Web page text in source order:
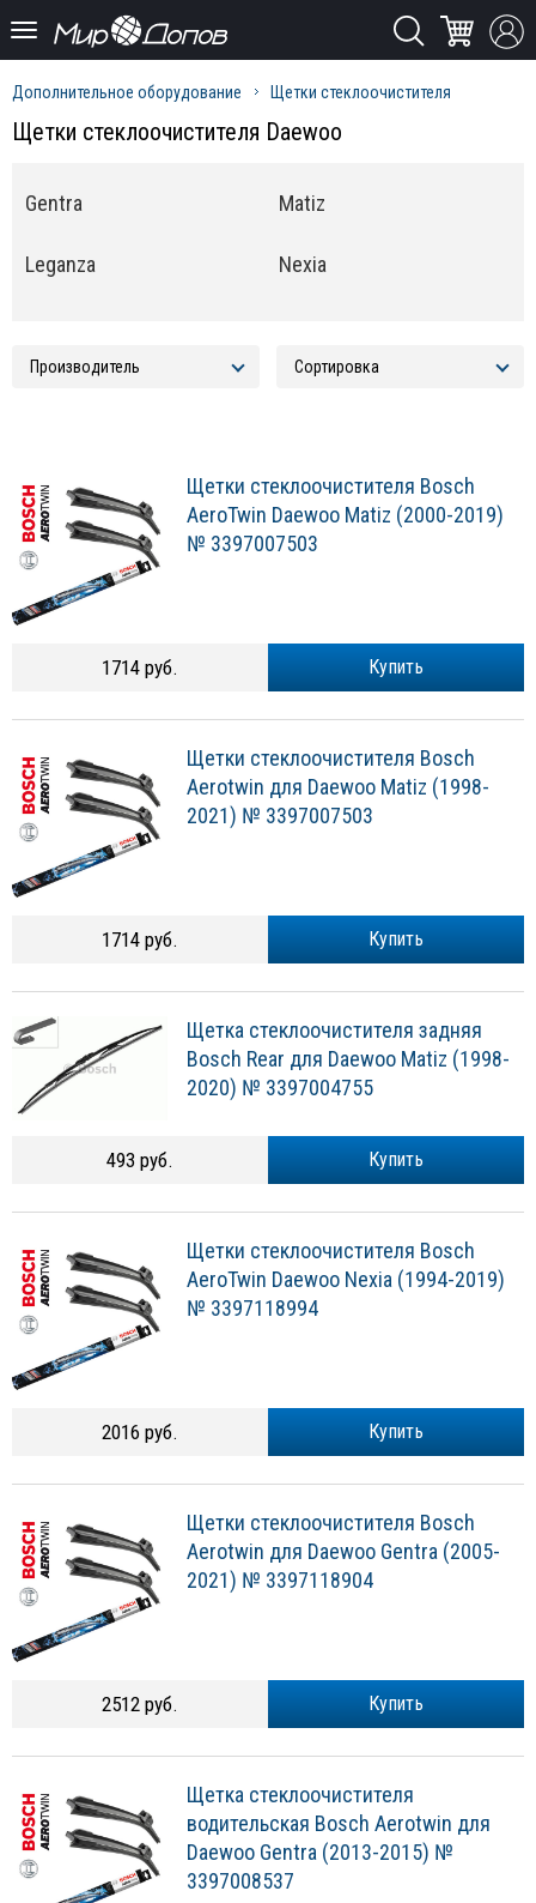
Дополнительное оборудование Щетки стеклоочистителя
Щетки стеклоочистителя Daewoo
Gentra
Leganza
Matiz
Nexia
Щетки стеклоочистителя Bosch
AeroTwin Daewoo Matiz (2000-2019)
№ 3397007503
Купить
1714 руб.
Щетки стеклоочистителя Bosch
Aerotwin для Daewoo Matiz (1998-
2021) № 3397007503
Купить
1714 руб.
Щетка стеклоочистителя задняя
Bosch Rear для Daewoo Matiz (1998-
2020) № 3397004755
Купить
493 руб.
Щетки стеклоочистителя Bosch
AeroTwin Daewoo Nexia (1994-2019)
№ 3397118994
Купить
2016 руб.
Щетки стеклоочистителя Bosch
Aerotwin для Daewoo Gentra (2005-
2021) № 3397118904
Купить
2512 руб.
Щетка стеклоочистителя
водительская Bosch Aerotwin для
Daewoo Gentra (2013-2015) №
3397008537